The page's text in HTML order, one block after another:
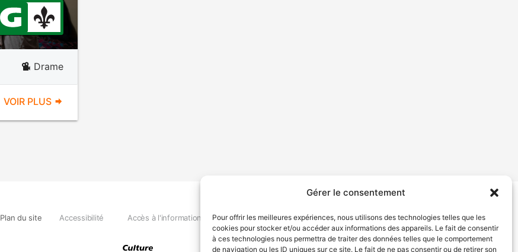
Gérer le consentement
Pour offrir les meilleures expériences, nous utilisons des technologies telles que les
cookies pour stocker et/ou accéder aux informations des appareils. Le fait de consentir
à ces technologies nous permettra de traiter des données telles que le comportement
de navigation ou les ID uniques sur ce site. Le fait de ne pas consentir ou de retirer son
Drame
VOIR PLUS
Plan du site Accessibilité Accès à l'information Déclaration de services Politique de confidentialité